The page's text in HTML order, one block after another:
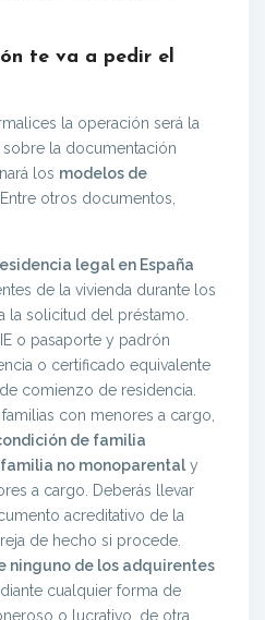
te va a pedir el
la operación será la
la documentación
los modelos de
otros documentos,
legal en España
de la vivienda durante los
la solicitud del préstamo.
o pasaporte y padrón
o certificado equivalente
comienzo de residencia.
con menores a cargo,
de familia
no monoparentaly
a cargo. Deberás llevar
acreditativo de la
de hecho si procede.
ninguno de los adquirentes
cualquier forma de
o lucrativo, de otra